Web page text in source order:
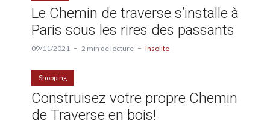
Le Chemin de traverse s’installe à
Paris sous les rires des passants
09/11/2021 2 min de lecture Insolite
Shopping
Construisez votre propre Chemin
de Traverse en bois!